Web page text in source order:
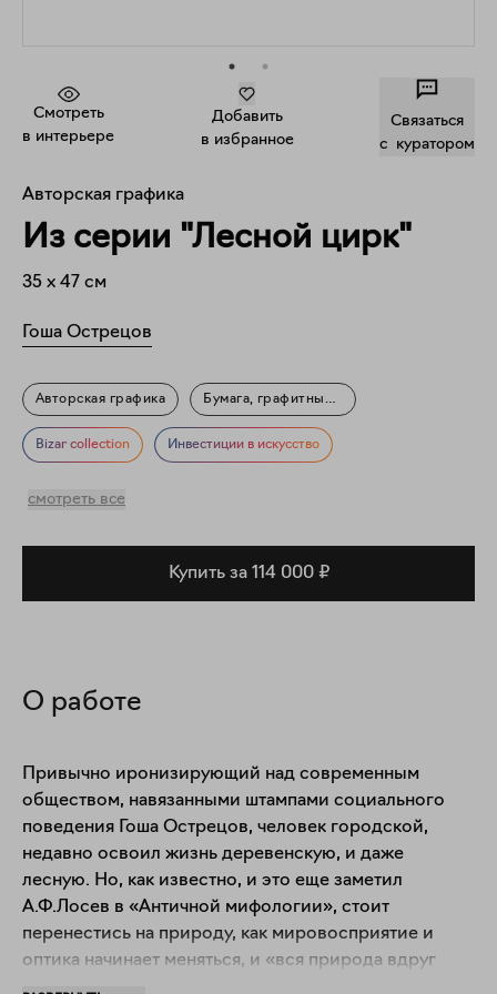
Смотреть
в интерьере
Добавить
в избранное
Связаться
c куратором
Авторская графика
Из серии "Лесной цирк"
35 x 47 см
Гоша Острецов
Авторская графика Бумага, графитный карандаш
Дерево, смешанная техникаФигуративное искусство
Bizar collection Инвестиции в искусство
смотреть все
Купить за 114 000 ₽
О работе
Привычно иронизирующий над современным
обществом, навязанными штампами социального
поведения Гоша Острецов, человек городской,
недавно освоил жизнь деревенскую, и даже
лесную. Но, как известно, и это еще заметил
А.Ф.Лосев в «Античной мифологии», стоит
перенестись на природу, как мировосприятие и
оптика начинает меняться, и «вся природа вдруг